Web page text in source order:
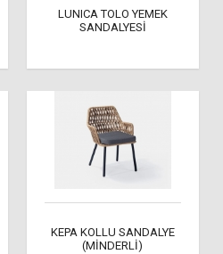
LUNICA TOLO YEMEK
SANDALYESİ
KEPA KOLLU SANDALYE
(MİNDERLİ)